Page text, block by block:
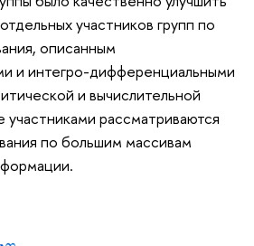
участников групп по
описанным
и интегро-дифференциальными
и вычислительной
участниками рассматриваются
по большим массивам